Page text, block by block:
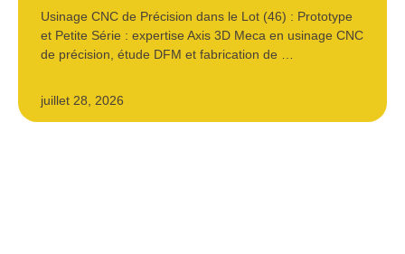
Usinage CNC de Précision dans le Lot (46) : Prototype
et Petite Série : expertise Axis 3D Meca en usinage CNC
de précision, étude DFM et fabrication de …
juillet 28, 2026